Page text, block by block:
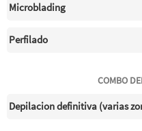
Microblading
Perfilado
COMBO
Depilacion definitiva (varias